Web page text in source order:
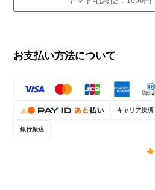
お支払い方法について
キャリア決済
銀行振込